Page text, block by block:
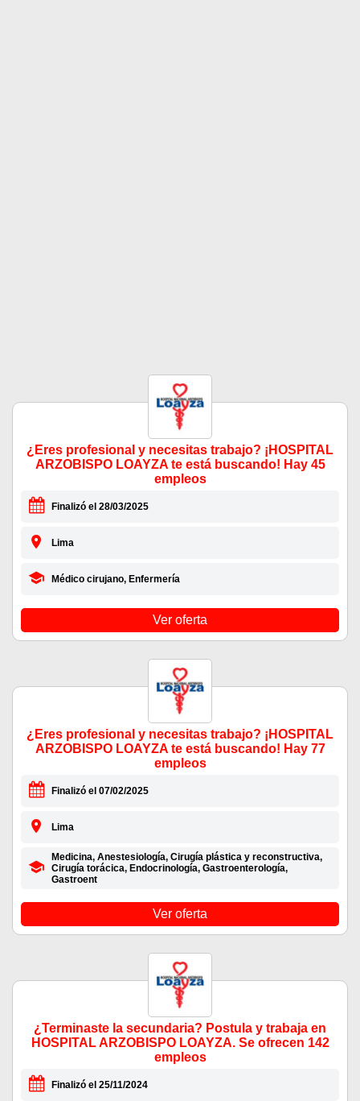
¿Eres profesional y necesitas trabajo? ¡HOSPITAL
ARZOBISPO LOAYZA te está buscando! Hay 45
empleos
Finalizó el 28/03/2025
Lima
Médico cirujano, Enfermería
Ver oferta
¿Eres profesional y necesitas trabajo? ¡HOSPITAL
ARZOBISPO LOAYZA te está buscando! Hay 77
empleos
Finalizó el 07/02/2025
Lima
Medicina, Anestesiología, Cirugía plástica y reconstructiva,
Cirugía torácica, Endocrinología, Gastroenterología,
Gastroent
Ver oferta
¿Terminaste la secundaria? Postula y trabaja en
HOSPITAL ARZOBISPO LOAYZA. Se ofrecen 142
empleos
Finalizó el 25/11/2024